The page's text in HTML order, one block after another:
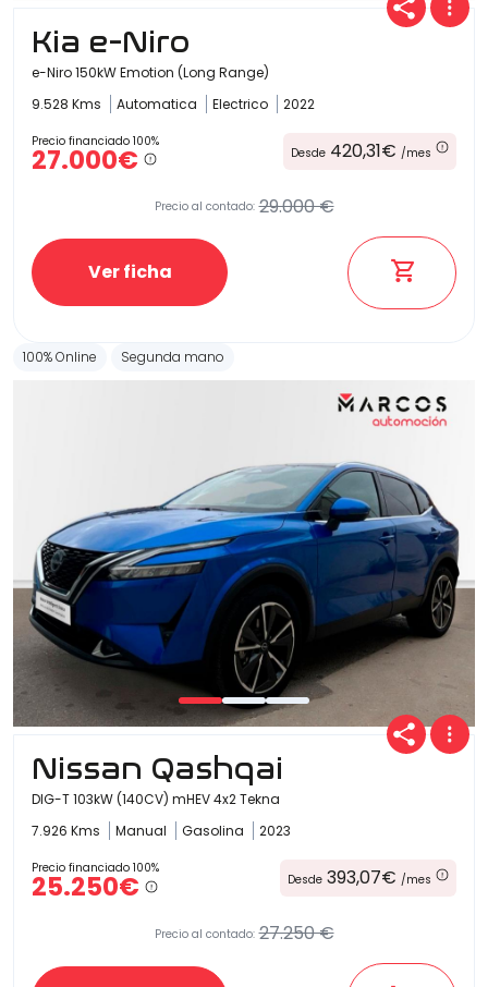
Kia e-Niro
e-Niro 150kW Emotion (Long Range)
9.528 Kms
Automatica Electrico 2022
Precio financiado 100%
27.000€ Desde 420,31€ /mes
Precio al contado: 29.000 €
Ver ficha
100% Online Segunda mano
Nissan Qashqai
DIG-T 103kW (140CV) mHEV 4x2 Tekna
7.926 Kms
Manual Gasolina 2023
Precio financiado 100%
25.250€ Desde 393,07€ /mes
Precio al contado: 27.250 €